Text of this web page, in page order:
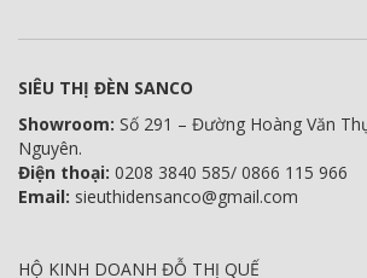
SIÊU THỊ ĐÈN SANCO
Showroom: Số 291 – Đường Hoàng Văn
Nguyên.
Điện thoại: 0208 3840 585/ 0866 115 966
Email: sieuthidensanco@gmail.com
HỘ KINH DOANH ĐỖ THỊ QUẾ